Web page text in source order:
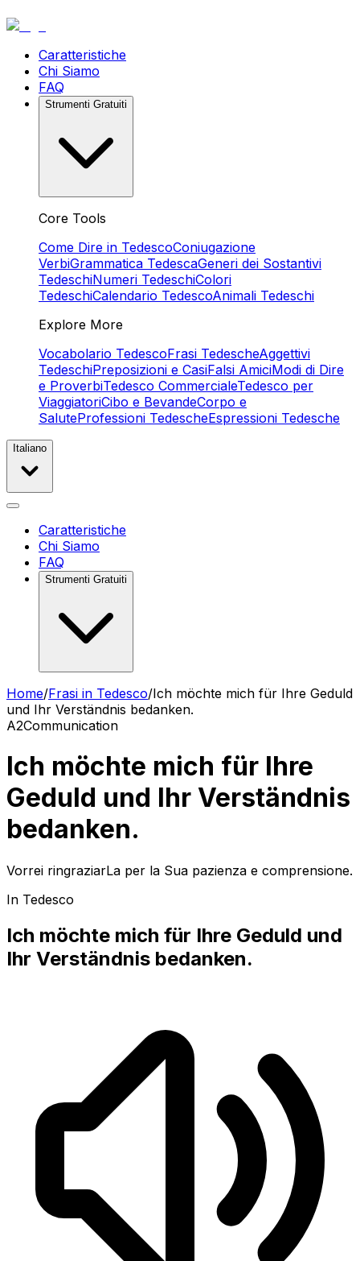
Caratteristiche
Chi Siamo
FAQ
Strumenti Gratuiti
Core Tools
Come Dire in TedescoConiugazione
VerbiGrammatica TedescaGeneri dei Sostantivi
TedeschiNumeri TedeschiColori
TedeschiCalendario TedescoAnimali Tedeschi
Explore More
Vocabolario TedescoFrasi TedescheAggettivi
TedeschiPreposizioni e CasiFalsi AmiciModi di Dire
e ProverbiTedesco CommercialeTedesco per
ViaggiatoriCibo e BevandeCorpo e
SaluteProfessioni TedescheEspressioni Tedesche
Italiano
Caratteristiche
Chi Siamo
FAQ
Strumenti Gratuiti
Home/Frasi in Tedesco/Ich möchte mich für Ihre Geduld
und Ihr Verständnis bedanken.
A2Communication
Ich möchte mich für Ihre
Geduld und Ihr Verständnis
bedanken.
Vorrei ringraziarLa per la Sua pazienza e comprensione.
In Tedesco
Ich möchte mich für Ihre Geduld und
Ihr Verständnis bedanken.